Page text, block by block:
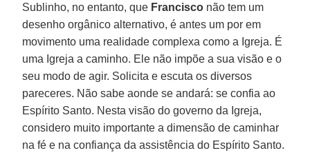
Sublinho, no entanto, que Francisco não tem um
desenho orgânico alternativo, é antes um por em
movimento uma realidade complexa como a Igreja. É
uma Igreja a caminho. Ele não impõe a sua visão e o
seu modo de agir. Solicita e escuta os diversos
pareceres. Não sabe aonde se andará: se confia ao
Espírito Santo. Nesta visão do governo da Igreja,
considero muito importante a dimensão de caminhar
na fé e na confiança da assistência do Espírito Santo.